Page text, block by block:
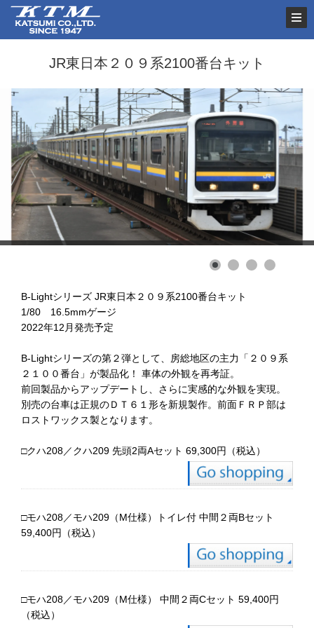
JR東日本２０９系2100番台キット
B-Lightシリーズ JR東日本２０９系2100番台キット
1/80 16.5mmゲージ
2022年12月発売予定
B-Lightシリーズの第２弾として、房総地区の主力「２０９系
２１００番台」が製品化！ 車体の外観を再考証。
前回製品からアップデートし、さらに実感的な外観を実現。
別売の台車は正規のＤＴ６１形を新規製作。前面ＦＲＰ部は
ロストワックス製となります。
□クハ208／クハ209 先頭2両Aセット 69,300円（税込）
□モハ208／モハ209（M仕様）トイレ付 中間２両Bセット
59,400円（税込）
□モハ208／モハ209（M仕様） 中間２両Cセット 59,400円
（税込）